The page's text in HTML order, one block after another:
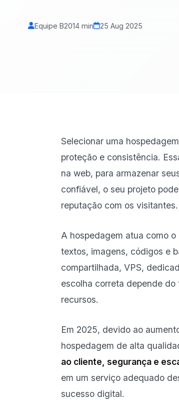
Equipe B2014 min 25 Aug 2025
Selecionar uma
proteção e consistência.
na web, para armazenar
confiável, o seu projeto
reputação com os visitantes.
A hospedagem atua como o
textos, imagens, códigos e
compartilhada, VPS,
escolha correta depende
recursos.
Em 2025, devido ao
hospedagem de alta
ao cliente, segurança e
em um serviço adequado
sucesso digital.